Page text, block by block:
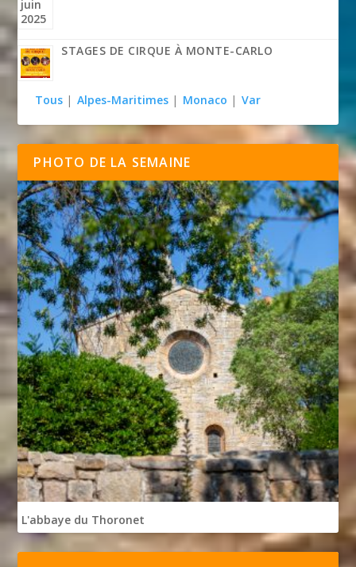
STAGES DE CIRQUE À MONTE-CARLO
Tous | Alpes-Maritimes | Monaco | Var
PHOTO DE LA SEMAINE
L'abbaye du Thoronet